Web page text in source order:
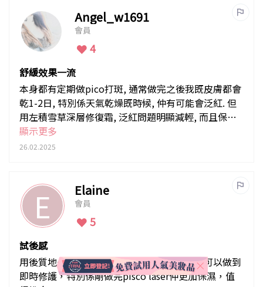
Angel_w1691
會員
4
舒緩效果一流
本身都有定期做pico打斑, 通常做完之後我既皮膚都會
乾1-2日, 特別係天氣乾燥既時候, 仲有可能會泛紅. 但
用左積雪草深層修復霜, 泛紅問題明顯減輕, 而且保濕
效果都好唔錯~~~真心推薦!
顯示更多
26.02.2025
E Elaine
會員
5
試後感
用後質地一d都唔油唔淋，裡面成分有積雪草可以做到
即時修護，特別係剛做完pisco laser仲更加保濕，值